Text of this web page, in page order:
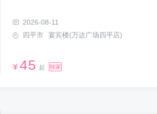
2026-08-11
四平市
宴宾楼(万达广场四平店)
¥ 45 起 独家